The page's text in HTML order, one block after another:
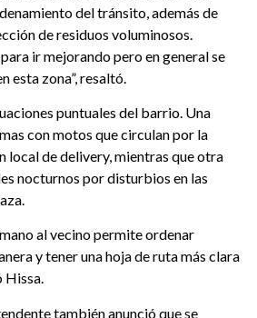
del tránsito, además de
de residuos voluminosos.
ir mejorando pero en general se
esta zona”, resaltó.
puntuales del barrio. Una
con motos que circulan por la
local de delivery, mientras que otra
nocturnos por disturbios en las
al vecino permite ordenar
y tener una hoja de ruta más clara
Hissa.
también anunció que se